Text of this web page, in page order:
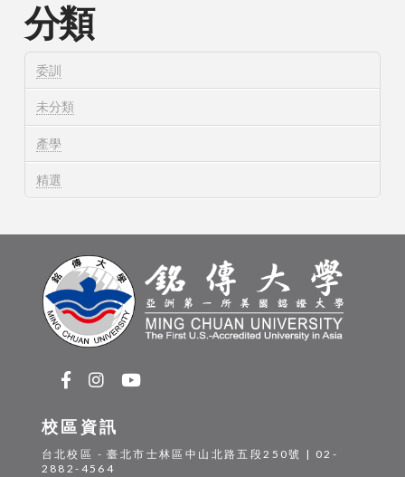
分類
委訓
未分類
產學
精選
校區資訊
台北校區 - 臺北市士林區中山北路五段250號 | 02-
2882-4564